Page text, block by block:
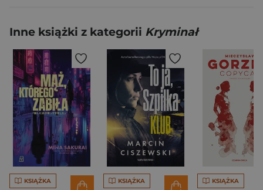
Inne książki z kategorii Kryminał
KSIĄŻKA KSIĄŻKA KSIĄŻKA